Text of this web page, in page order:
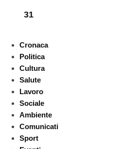
31
Cronaca
Politica
Cultura
Salute
Lavoro
Sociale
Ambiente
Comunicati
Sport